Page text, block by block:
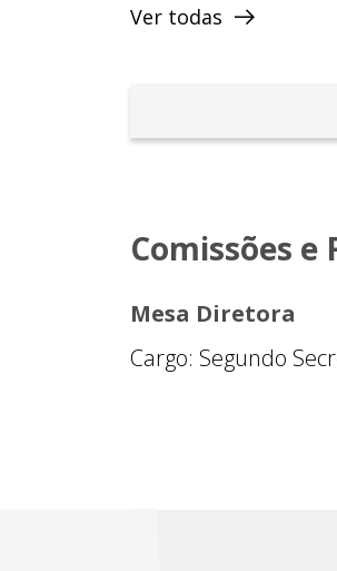
Ver todas
Comissões
Mesa Diretora
Cargo: Segundo